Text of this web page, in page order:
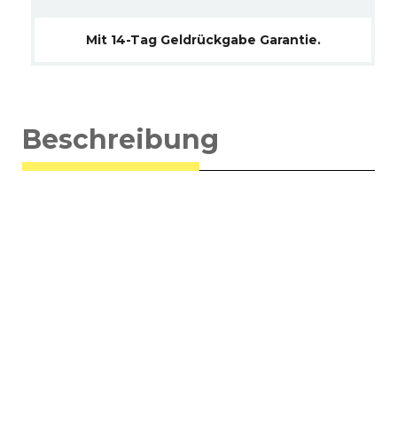
Mit 14-Tag Geldrückgabe Garantie.
Beschreibung